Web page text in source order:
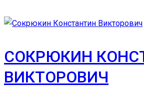
СОКРЮКИН
ВИКТОРОВИЧ